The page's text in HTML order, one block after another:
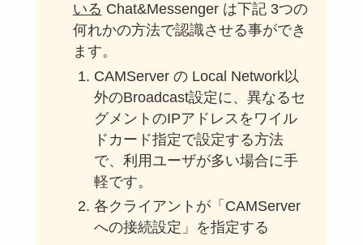
いる Chat&Messenger は下記 3つの
何れかの方法で認識させる事ができ
ます。
CAMServer の Local Network以
外のBroadcast設定に、異なるセ
グメントのIPアドレスをワイル
ドカード指定で設定する方法
で、利用ユーザが多い場合に手
軽です。
各クライアントが「CAMServer
への接続設定」を指定する